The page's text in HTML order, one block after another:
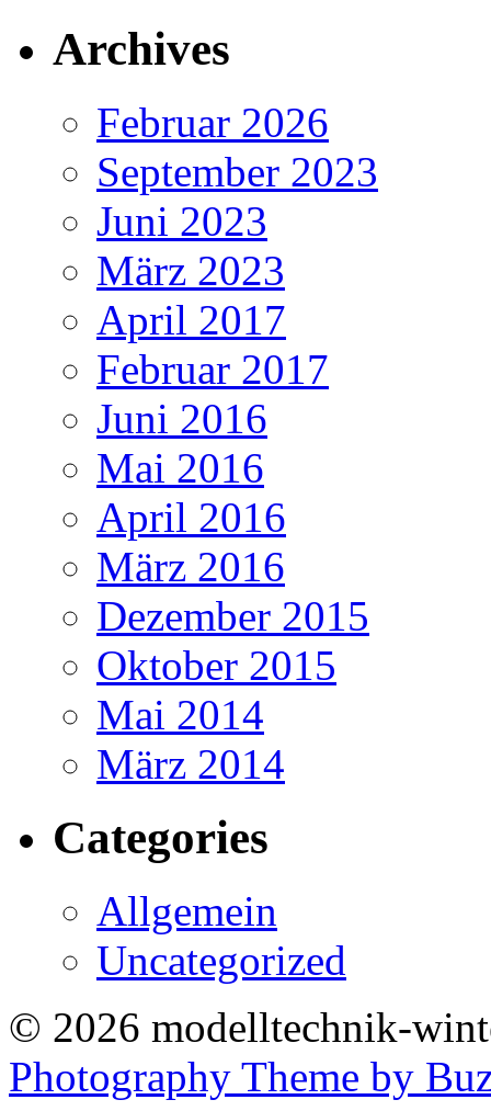
Archives
Februar 2026
September 2023
Juni 2023
März 2023
April 2017
Februar 2017
Juni 2016
Mai 2016
April 2016
März 2016
Dezember 2015
Oktober 2015
Mai 2014
März 2014
Categories
Allgemein
Uncategorized
© 2026 modelltechnik-
Photography Theme by